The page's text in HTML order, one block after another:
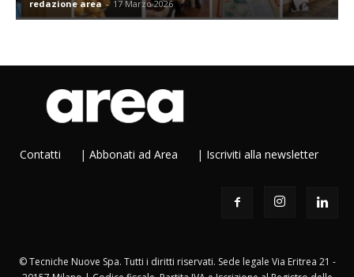
redazione area- 17 Marzo 2026
Contatti | Abbonati ad Area | Iscriviti alla newsletter
© Tecniche Nuove Spa. Tutti i diritti riservati. Sede legale Via Eritrea 21 -